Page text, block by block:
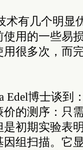
术有几个明显
用的一些易
很多次，而
Edel博士谈到
的测序：只
初期实验表
组扫描。它